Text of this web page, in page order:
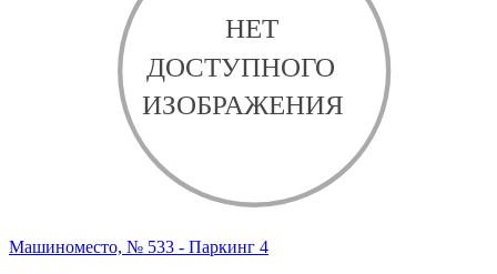
Машиноместо, № 533 - Паркинг 4